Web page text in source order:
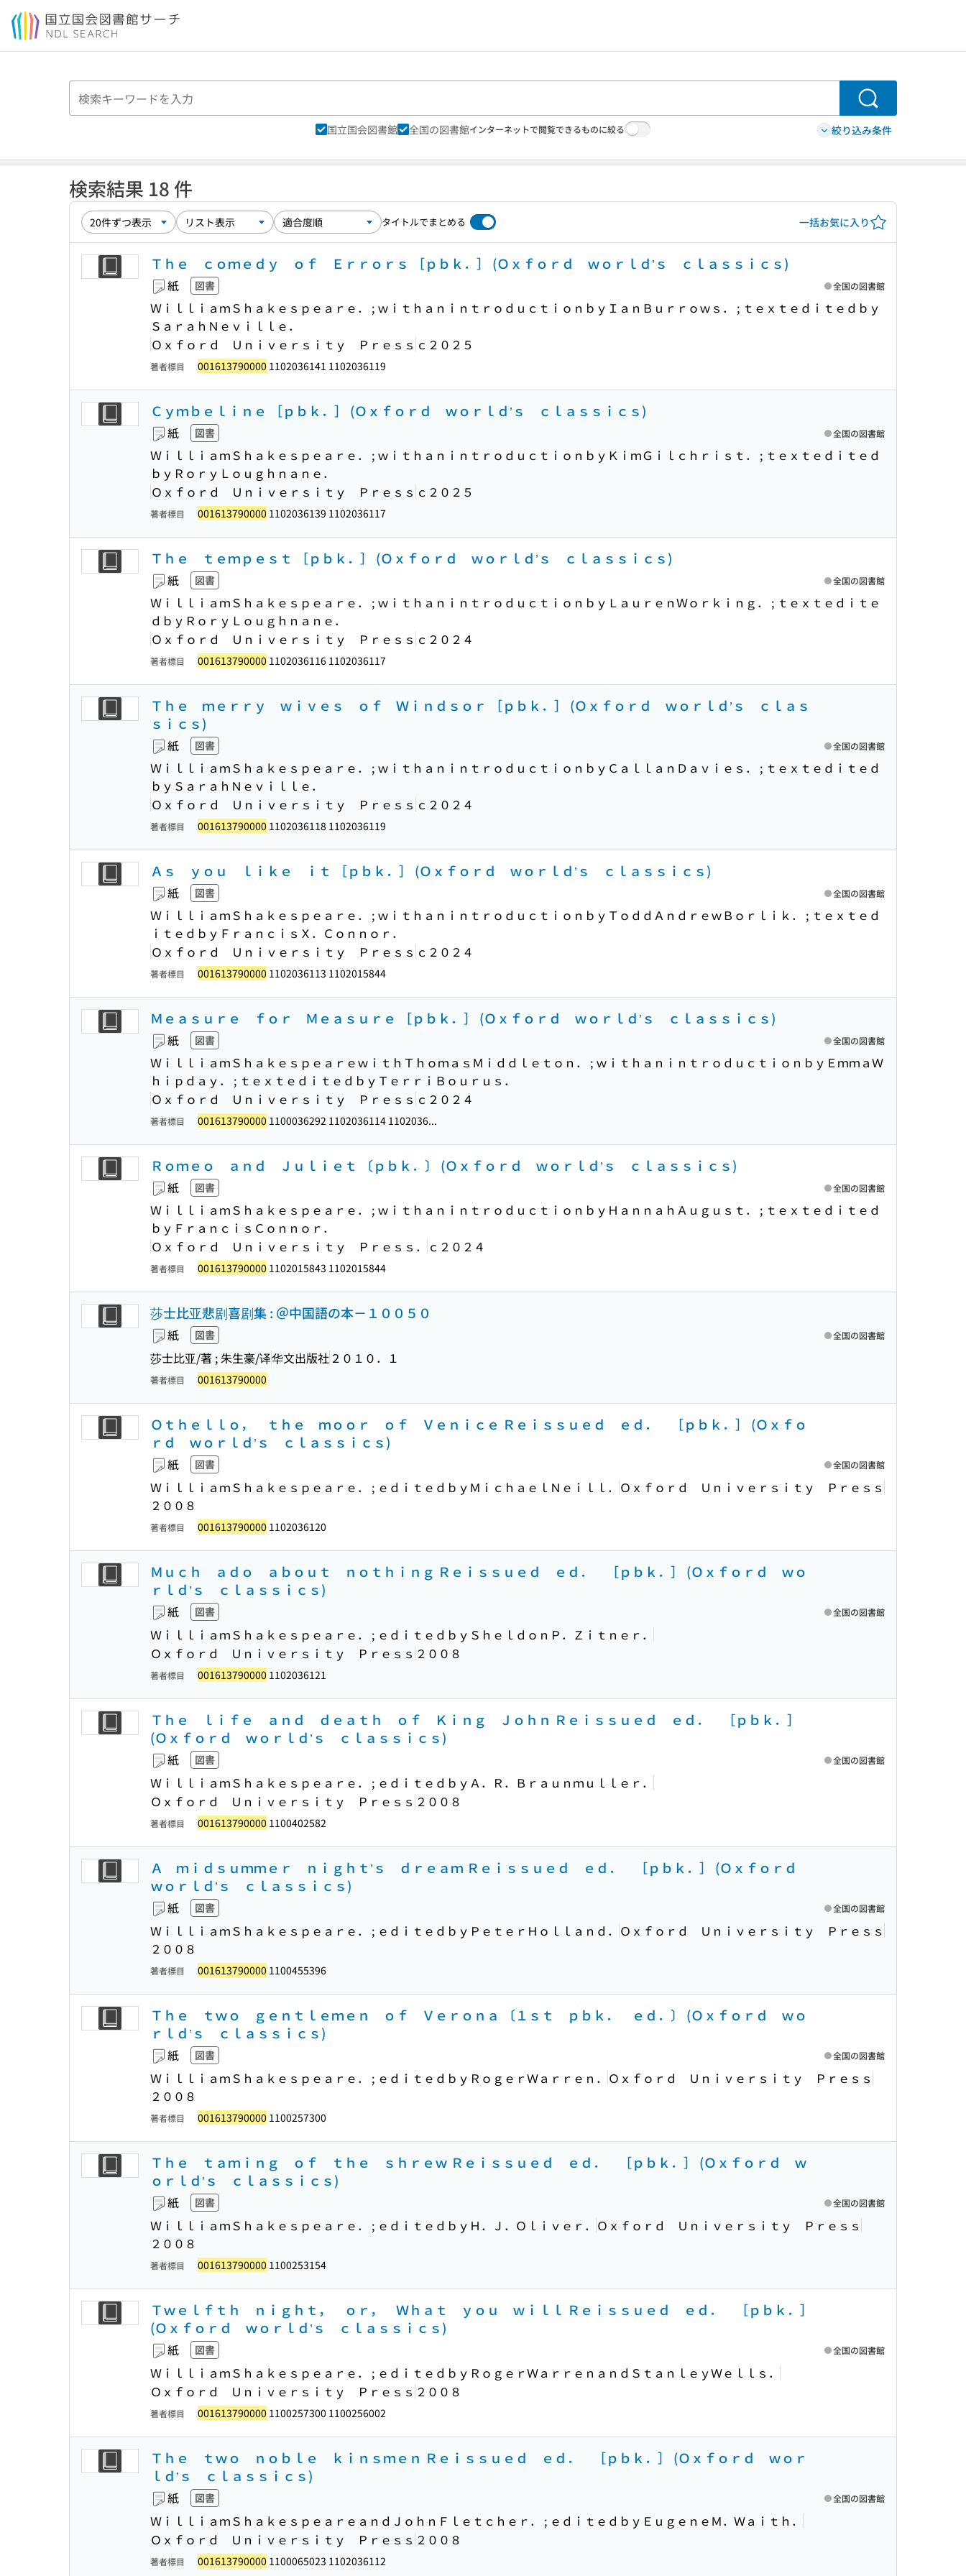
本文へ移動
検索
国立国会図書館 全国の図書館インターネットで閲覧できるものに絞る 絞り込み条件
検索結果 18 件
タイトルでまとめる 一括お気に入り
Ｔｈｅ ｃｏｍｅｄｙ ｏｆ Ｅｒｒｏｒｓ ［ｐｂｋ．］ (Ｏｘｆｏｒｄ ｗｏｒｌｄ’ｓ ｃｌａｓｓｉｃｓ)
紙 図書
ＷｉｌｌｉａｍＳｈａｋｅｓｐｅａｒｅ． ; ｗｉｔｈａｎｉｎｔｒｏｄｕｃｔｉｏｎｂｙＩａｎＢｕｒｒｏｗｓ． ; ｔｅｘｔｅｄｉｔｅｄｂｙ
ＳａｒａｈＮｅｖｉｌｌｅ．
Ｏｘｆｏｒｄ Ｕｎｉｖｅｒｓｉｔｙ Ｐｒｅｓｓ ｃ２０２５
全国の図書館
著者標目 001613790000 1102036141 1102036119
Ｃｙｍｂｅｌｉｎｅ ［ｐｂｋ．］ (Ｏｘｆｏｒｄ ｗｏｒｌｄ’ｓ ｃｌａｓｓｉｃｓ)
紙 図書
ＷｉｌｌｉａｍＳｈａｋｅｓｐｅａｒｅ． ; ｗｉｔｈａｎｉｎｔｒｏｄｕｃｔｉｏｎｂｙＫｉｍＧｉｌｃｈｒｉｓｔ． ; ｔｅｘｔｅｄｉｔｅｄ
ｂｙＲｏｒｙＬｏｕｇｈｎａｎｅ．
Ｏｘｆｏｒｄ Ｕｎｉｖｅｒｓｉｔｙ Ｐｒｅｓｓ ｃ２０２５
全国の図書館
著者標目 001613790000 1102036139 1102036117
Ｔｈｅ ｔｅｍｐｅｓｔ ［ｐｂｋ．］ (Ｏｘｆｏｒｄ ｗｏｒｌｄ’ｓ ｃｌａｓｓｉｃｓ)
紙 図書
ＷｉｌｌｉａｍＳｈａｋｅｓｐｅａｒｅ． ; ｗｉｔｈａｎｉｎｔｒｏｄｕｃｔｉｏｎｂｙＬａｕｒｅｎＷｏｒｋｉｎｇ． ; ｔｅｘｔｅｄｉｔｅ
ｄｂｙＲｏｒｙＬｏｕｇｈｎａｎｅ．
Ｏｘｆｏｒｄ Ｕｎｉｖｅｒｓｉｔｙ Ｐｒｅｓｓ ｃ２０２４
全国の図書館
著者標目 001613790000 1102036116 1102036117
Ｔｈｅ ｍｅｒｒｙ ｗｉｖｅｓ ｏｆ Ｗｉｎｄｓｏｒ ［ｐｂｋ．］ (Ｏｘｆｏｒｄ ｗｏｒｌｄ’ｓ ｃｌａｓ
ｓｉｃｓ)
紙 図書
ＷｉｌｌｉａｍＳｈａｋｅｓｐｅａｒｅ． ; ｗｉｔｈａｎｉｎｔｒｏｄｕｃｔｉｏｎｂｙＣａｌｌａｎＤａｖｉｅｓ． ; ｔｅｘｔｅｄｉｔｅｄ
ｂｙＳａｒａｈＮｅｖｉｌｌｅ．
Ｏｘｆｏｒｄ Ｕｎｉｖｅｒｓｉｔｙ Ｐｒｅｓｓ ｃ２０２４
全国の図書館
著者標目 001613790000 1102036118 1102036119
Ａｓ ｙｏｕ ｌｉｋｅ ｉｔ ［ｐｂｋ．］ (Ｏｘｆｏｒｄ ｗｏｒｌｄ’ｓ ｃｌａｓｓｉｃｓ)
紙 図書
ＷｉｌｌｉａｍＳｈａｋｅｓｐｅａｒｅ． ; ｗｉｔｈａｎｉｎｔｒｏｄｕｃｔｉｏｎｂｙＴｏｄｄＡｎｄｒｅｗＢｏｒｌｉｋ． ; ｔｅｘｔｅｄ
ｉｔｅｄｂｙＦｒａｎｃｉｓＸ．Ｃｏｎｎｏｒ．
Ｏｘｆｏｒｄ Ｕｎｉｖｅｒｓｉｔｙ Ｐｒｅｓｓ ｃ２０２４
全国の図書館
著者標目 001613790000 1102036113 1102015844
Ｍｅａｓｕｒｅ ｆｏｒ Ｍｅａｓｕｒｅ ［ｐｂｋ．］ (Ｏｘｆｏｒｄ ｗｏｒｌｄ’ｓ ｃｌａｓｓｉｃｓ)
紙 図書
ＷｉｌｌｉａｍＳｈａｋｅｓｐｅａｒｅｗｉｔｈＴｈｏｍａｓＭｉｄｄｌｅｔｏｎ． ; ｗｉｔｈａｎｉｎｔｒｏｄｕｃｔｉｏｎｂｙＥｍｍａＷ
ｈｉｐｄａｙ． ; ｔｅｘｔｅｄｉｔｅｄｂｙＴｅｒｒｉＢｏｕｒｕｓ．
Ｏｘｆｏｒｄ Ｕｎｉｖｅｒｓｉｔｙ Ｐｒｅｓｓ ｃ２０２４
全国の図書館
著者標目 001613790000 1100036292 1102036114 1102036...
Ｒｏｍｅｏ ａｎｄ Ｊｕｌｉｅｔ 〔ｐｂｋ．〕 (Ｏｘｆｏｒｄ ｗｏｒｌｄ’ｓ ｃｌａｓｓｉｃｓ)
紙 図書
ＷｉｌｌｉａｍＳｈａｋｅｓｐｅａｒｅ． ; ｗｉｔｈａｎｉｎｔｒｏｄｕｃｔｉｏｎｂｙＨａｎｎａｈＡｕｇｕｓｔ． ; ｔｅｘｔｅｄｉｔｅｄ
ｂｙＦｒａｎｃｉｓＣｏｎｎｏｒ．
Ｏｘｆｏｒｄ Ｕｎｉｖｅｒｓｉｔｙ Ｐｒｅｓｓ．
ｃ２０２４
全国の図書館
著者標目 001613790000 1102015843 1102015844
莎士比亚悲剧喜剧集 : ＠中国語の本－１００５０
紙 図書
莎士比亚/著 ; 朱生豪/译华文出版社 ２０１０．１
全国の図書館
著者標目 001613790000
Ｏｔｈｅｌｌｏ， ｔｈｅ ｍｏｏｒ ｏｆ Ｖｅｎｉｃｅ Ｒｅｉｓｓｕｅｄ ｅｄ． ［ｐｂｋ．］ (Ｏｘｆｏ
ｒｄ ｗｏｒｌｄ’ｓ ｃｌａｓｓｉｃｓ)
紙 図書
ＷｉｌｌｉａｍＳｈａｋｅｓｐｅａｒｅ． ; ｅｄｉｔｅｄｂｙＭｉｃｈａｅｌＮｅｉｌｌ． Ｏｘｆｏｒｄ Ｕｎｉｖｅｒｓｉｔｙ Ｐｒｅｓｓ
２００８
全国の図書館
著者標目 001613790000 1102036120
Ｍｕｃｈ ａｄｏ ａｂｏｕｔ ｎｏｔｈｉｎｇ Ｒｅｉｓｓｕｅｄ ｅｄ． ［ｐｂｋ．］ (Ｏｘｆｏｒｄ ｗｏ
ｒｌｄ’ｓ ｃｌａｓｓｉｃｓ)
紙 図書
ＷｉｌｌｉａｍＳｈａｋｅｓｐｅａｒｅ． ; ｅｄｉｔｅｄｂｙＳｈｅｌｄｏｎＰ．Ｚｉｔｎｅｒ．
Ｏｘｆｏｒｄ Ｕｎｉｖｅｒｓｉｔｙ Ｐｒｅｓｓ ２００８
全国の図書館
著者標目 001613790000 1102036121
Ｔｈｅ ｌｉｆｅ ａｎｄ ｄｅａｔｈ ｏｆ Ｋｉｎｇ Ｊｏｈｎ Ｒｅｉｓｓｕｅｄ ｅｄ． ［ｐｂｋ．］
(Ｏｘｆｏｒｄ ｗｏｒｌｄ’ｓ ｃｌａｓｓｉｃｓ)
紙 図書
ＷｉｌｌｉａｍＳｈａｋｅｓｐｅａｒｅ． ; ｅｄｉｔｅｄｂｙＡ．Ｒ．Ｂｒａｕｎｍｕｌｌｅｒ．
Ｏｘｆｏｒｄ Ｕｎｉｖｅｒｓｉｔｙ Ｐｒｅｓｓ ２００８
全国の図書館
著者標目 001613790000 1100402582
Ａ ｍｉｄｓｕｍｍｅｒ ｎｉｇｈｔ’ｓ ｄｒｅａｍ Ｒｅｉｓｓｕｅｄ ｅｄ． ［ｐｂｋ．］ (Ｏｘｆｏｒｄ
ｗｏｒｌｄ’ｓ ｃｌａｓｓｉｃｓ)
紙 図書
ＷｉｌｌｉａｍＳｈａｋｅｓｐｅａｒｅ． ; ｅｄｉｔｅｄｂｙＰｅｔｅｒＨｏｌｌａｎｄ． Ｏｘｆｏｒｄ Ｕｎｉｖｅｒｓｉｔｙ Ｐｒｅｓｓ
２００８
全国の図書館
著者標目 001613790000 1100455396
Ｔｈｅ ｔｗｏ ｇｅｎｔｌｅｍｅｎ ｏｆ Ｖｅｒｏｎａ 〔１ｓｔ ｐｂｋ． ｅｄ．〕 (Ｏｘｆｏｒｄ ｗｏ
ｒｌｄ’ｓ ｃｌａｓｓｉｃｓ)
紙 図書
ＷｉｌｌｉａｍＳｈａｋｅｓｐｅａｒｅ． ; ｅｄｉｔｅｄｂｙＲｏｇｅｒＷａｒｒｅｎ． Ｏｘｆｏｒｄ Ｕｎｉｖｅｒｓｉｔｙ Ｐｒｅｓｓ
２００８
全国の図書館
著者標目 001613790000 1100257300
Ｔｈｅ ｔａｍｉｎｇ ｏｆ ｔｈｅ ｓｈｒｅｗ Ｒｅｉｓｓｕｅｄ ｅｄ． ［ｐｂｋ．］ (Ｏｘｆｏｒｄ ｗ
ｏｒｌｄ’ｓ ｃｌａｓｓｉｃｓ)
紙 図書
ＷｉｌｌｉａｍＳｈａｋｅｓｐｅａｒｅ． ; ｅｄｉｔｅｄｂｙＨ．Ｊ．Ｏｌｉｖｅｒ． Ｏｘｆｏｒｄ Ｕｎｉｖｅｒｓｉｔｙ Ｐｒｅｓｓ
２００８
全国の図書館
著者標目 001613790000 1100253154
Ｔｗｅｌｆｔｈ ｎｉｇｈｔ， ｏｒ， Ｗｈａｔ ｙｏｕ ｗｉｌｌ Ｒｅｉｓｓｕｅｄ ｅｄ． ［ｐｂｋ．］
(Ｏｘｆｏｒｄ ｗｏｒｌｄ’ｓ ｃｌａｓｓｉｃｓ)
紙 図書
ＷｉｌｌｉａｍＳｈａｋｅｓｐｅａｒｅ． ; ｅｄｉｔｅｄｂｙＲｏｇｅｒＷａｒｒｅｎａｎｄＳｔａｎｌｅｙＷｅｌｌｓ．
Ｏｘｆｏｒｄ Ｕｎｉｖｅｒｓｉｔｙ Ｐｒｅｓｓ ２００８
全国の図書館
著者標目 001613790000 1100257300 1100256002
Ｔｈｅ ｔｗｏ ｎｏｂｌｅ ｋｉｎｓｍｅｎ Ｒｅｉｓｓｕｅｄ ｅｄ． ［ｐｂｋ．］ (Ｏｘｆｏｒｄ ｗｏｒ
ｌｄ’ｓ ｃｌａｓｓｉｃｓ)
紙 図書
ＷｉｌｌｉａｍＳｈａｋｅｓｐｅａｒｅａｎｄＪｏｈｎＦｌｅｔｃｈｅｒ． ; ｅｄｉｔｅｄｂｙＥｕｇｅｎｅＭ．Ｗａｉｔｈ．
Ｏｘｆｏｒｄ Ｕｎｉｖｅｒｓｉｔｙ Ｐｒｅｓｓ ２００８
全国の図書館
著者標目 001613790000 1100065023 1102036112